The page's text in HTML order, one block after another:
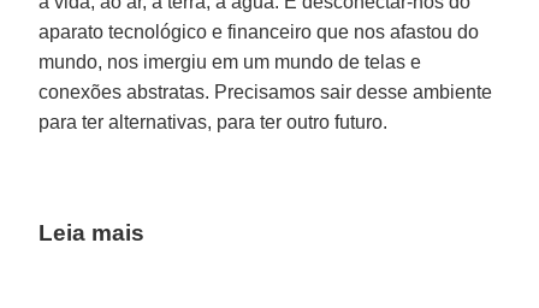
aparato tecnológico e financeiro que nos afastou do
mundo, nos imergiu em um mundo de telas e
conexões abstratas. Precisamos sair desse ambiente
para ter alternativas, para ter outro futuro.
Leia mais